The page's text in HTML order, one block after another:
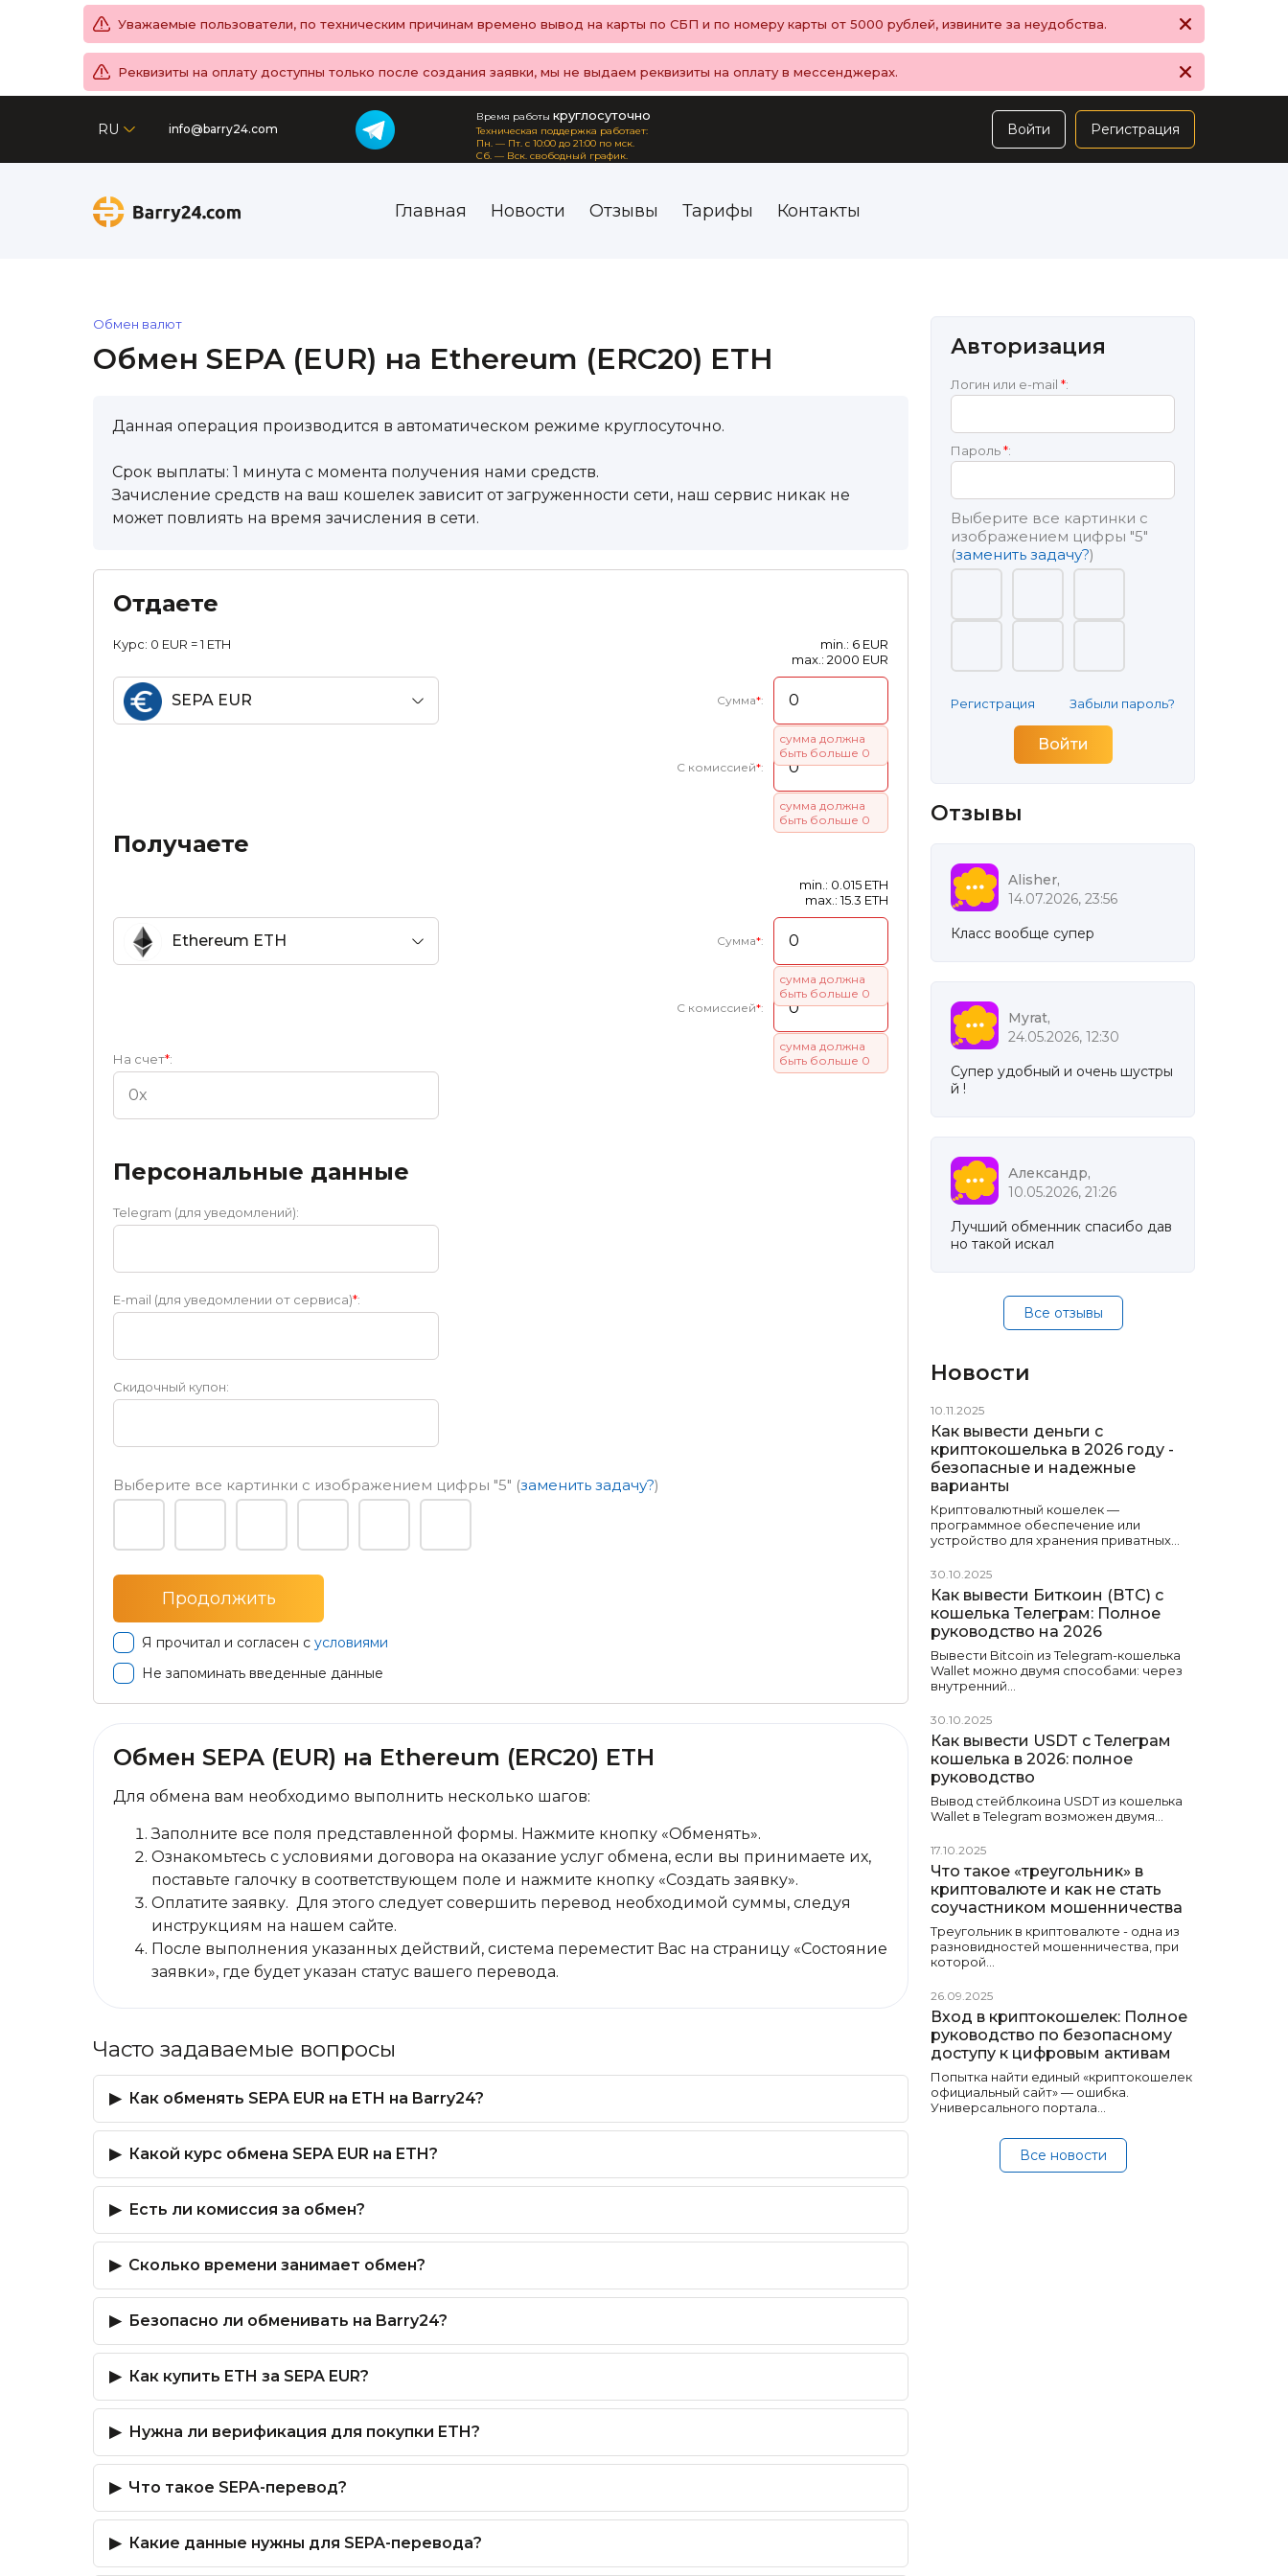
Уважаемые пользователи, по техническим причинам времено вывод на карты по СБП и по номеру карты от 5000 рублей, извините за неудобства.
Реквизиты на оплату доступны только после создания заявки, мы не выдаем реквизиты на оплату в мессенджерах.
RU info@barry24.com
Время работы круглосуточно
Техническая поддержка работает:
Пн. — Пт. с 10:00 до 21:00 по мск.
Сб. — Вск. свободный график.
Регистрация
Войти
Главная Новости Отзывы Тарифы Контакты
Обмен валют
Обмен SEPA (EUR) на Ethereum (ERC20) ETH
Данная операция производится в автоматическом режиме круглосуточно.
Срок выплаты: 1 минута с момента получения нами средств.
Зачисление средств на ваш кошелек зависит от загруженности сети, наш сервис никак не
может повлиять на время зачисления в сети.
Отдаете
Курс: 0 EUR = 1 ETH
min.: 6 EUR
max.: 2000 EUR
SEPA EUR Сумма*:
сумма должна
быть больше 0
С комиссией*:
сумма должна
быть больше 0
Получаете
min.: 0.015 ETH
max.: 15.3 ETH
Ethereum ETH Сумма*:
сумма должна
быть больше 0
С комиссией*:
сумма должна
быть больше 0
На счет*:
Персональные данные
Telegram (для уведомлений):
E-mail (для уведомлении от сервиса)*:
Скидочный купон:
Выберите все картинки с изображением цифры "5" (заменить задачу?)
Я прочитал и согласен с условиями
Не запоминать введенные данные
Обмен SEPA (EUR) на Ethereum (ERC20) ETH
Для обмена вам необходимо выполнить несколько шагов:
Заполните все поля представленной формы. Нажмите кнопку «Обменять».
Ознакомьтесь с условиями договора на оказание услуг обмена, если вы принимаете их,
поставьте галочку в соответствующем поле и нажмите кнопку «Создать заявку».
Оплатите заявку. Для этого следует совершить перевод необходимой суммы, следуя
инструкциям на нашем сайте.
После выполнения указанных действий, система переместит Вас на страницу «Состояние
заявки», где будет указан статус вашего перевода.
Часто задаваемые вопросы
Как обменять SEPA EUR на ETH на Barry24?
Какой курс обмена SEPA EUR на ETH?
Есть ли комиссия за обмен?
Сколько времени занимает обмен?
Безопасно ли обменивать на Barry24?
Как купить ETH за SEPA EUR?
Нужна ли верификация для покупки ETH?
Что такое SEPA-перевод?
Какие данные нужны для SEPA-перевода?
Авторизация
Логин или e-mail *:
Пароль*:
Выберите все картинки с
изображением цифры "5"
(заменить задачу?)
Регистрация Забыли пароль?
Отзывы
Alisher,
14.07.2026, 23:56
Класс вообще супер
Myrat,
24.05.2026, 12:30
Супер удобный и очень шустры
й !
Александр,
10.05.2026, 21:26
Лучший обменник спасибо дав
но такой искал
Все отзывы
Новости
10.11.2025
Как вывести деньги с
криптокошелька в 2026 году -
безопасные и надежные
варианты
Криптовалютный кошелек —
программное обеспечение или
устройство для хранения приватных…
30.10.2025
Как вывести Биткоин (BTC) с
кошелька Телеграм: Полное
руководство на 2026
Вывести Bitcoin из Telegram-кошелька
Wallet можно двумя способами: через
внутренний…
30.10.2025
Как вывести USDT с Телеграм
кошелька в 2026: полное
руководство
Вывод стейблкоина USDT из кошелька
Wallet в Telegram возможен двумя…
17.10.2025
Что такое «треугольник» в
криптовалюте и как не стать
соучастником мошенничества
Треугольник в криптовалюте - одна из
разновидностей мошенничества, при
которой…
26.09.2025
Вход в криптокошелек: Полное
руководство по безопасному
доступу к цифровым активам
Попытка найти единый «криптокошелек
официальный сайт» — ошибка.
Универсального портала…
Все новости